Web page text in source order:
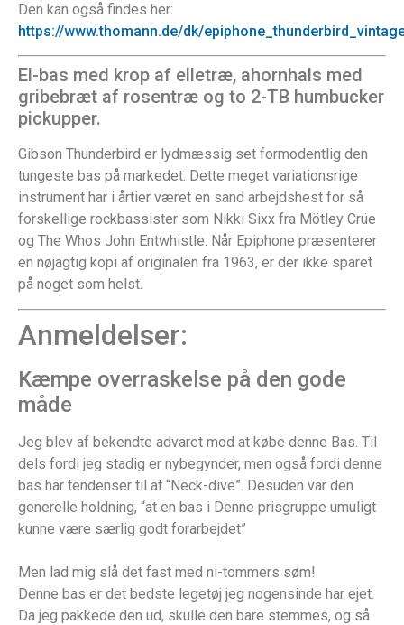
Den kan også findes her:
https://www.thomann.de/dk/
El-bas med krop af elletræ, ahornhals med
gribebræt af rosentræ og to 2-TB humbucker
pickupper.
Gibson Thunderbird er lydmæssig set formodentlig den
tungeste bas på markedet. Dette meget variationsrige
instrument har i årtier været en sand arbejdshest for så
forskellige rockbassister som Nikki Sixx fra Mötley Crüe
og The Whos John Entwhistle. Når Epiphone præsenterer
en nøjagtig kopi af originalen fra 1963, er der ikke sparet
på noget som helst.
Anmeldelser:
Kæmpe overraskelse på den gode
måde
Jeg blev af bekendte advaret mod at købe denne Bas. Til
dels fordi jeg stadig er nybegynder, men også fordi denne
bas har tendenser til at “Neck-dive”. Desuden var den
generelle holdning, “at en bas i Denne prisgruppe umuligt
kunne være særlig godt forarbejdet”
Men lad mig slå det fast med ni-tommers søm!
Denne bas er det bedste legetøj jeg nogensinde har ejet.
Da jeg pakkede den ud, skulle den bare stemmes, og så